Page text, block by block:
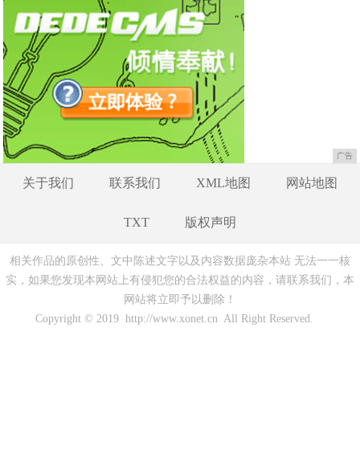
广告
关于我们 联系我们 XML地图 网站地图
TXT 版权声明
相关作品的原创性、文中陈述文字以及内容数据庞杂本站 无法一一核
实，如果您发现本网站上有侵犯您的合法权益的内容，请联系我们，本
网站将立即予以删除！
Copyright © 2019 http://www.xonet.cn All Right Reserved.